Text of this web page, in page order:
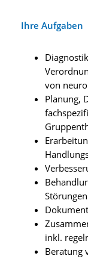
Ihre Aufgaben
von
Planung,
Störungen
inkl.
Beratung